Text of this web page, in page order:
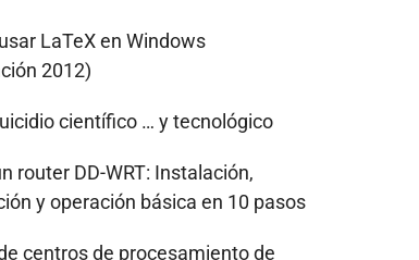
LaTeX en Windows
2012)
científico … y tecnológico
router DD-WRT: Instalación,
y operación básica en 10 pasos
centros de procesamiento de